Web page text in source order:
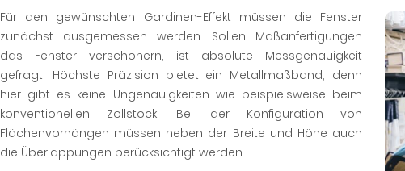
Für den gewünschten Gardinen-Effekt müssen die Fenster
zunächst ausgemessen werden. Sollen Maßanfertigungen
das Fenster verschönern, ist absolute Messgenauigkeit
gefragt. Höchste Präzision bietet ein Metallmaßband, denn
hier gibt es keine Ungenauigkeiten wie beispielsweise beim
konventionellen Zollstock. Bei der Konfiguration von
Flächenvorhängen müssen neben der Breite und Höhe auch
die Überlappungen berücksichtigt werden.